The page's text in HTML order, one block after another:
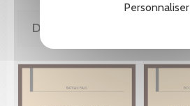
Personnaliser
DE LA MÊME COLLECTION